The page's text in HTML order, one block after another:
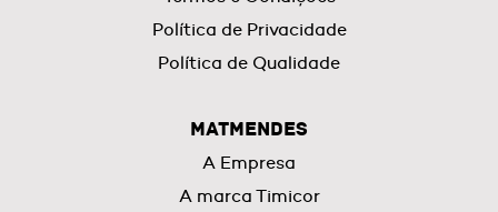
Política de Privacidade
Política de Qualidade
MatMendes
A Empresa
A marca Timicor